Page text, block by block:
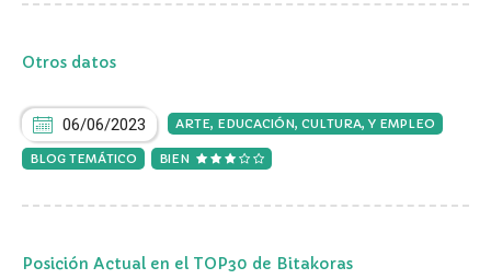
Otros datos
06/06/2023 ARTE, EDUCACIÓN, CULTURA, Y EMPLEO
BLOG TEMÁTICO BIEN
Posición Actual en el TOP30 de Bitakoras